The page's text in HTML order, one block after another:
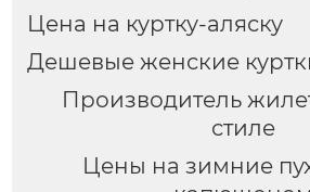
Цена на куртку-аляску
Дешевые женские
Производитель
стиле
Цены на зимние